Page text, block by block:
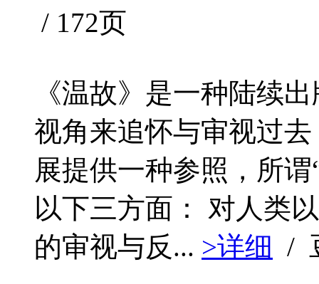
/ 172页
《温故》是一种陆续
视角来追怀与审视过
展提供一种参照，所
以下三方面： 对人类
的审视与反... >详细 /